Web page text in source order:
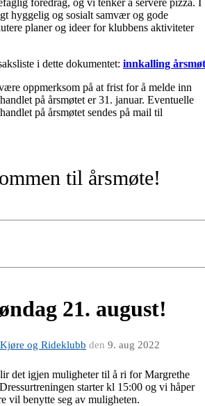
hyggelig og sosialt samvær og gode
planer og ideer for klubbens aktiviteter
i dette dokumentet: innkalling
oppmerksom på at frist for å melde inn
på årsmøtet er 31. januar. Eventuelle
på årsmøtet sendes på mail til
til årsmøte!
21. august!
og Rideklubb den 9. aug 2022
det igjen muligheter til å ri for Margrethe
starter kl 15:00 og vi håper
vil benytte seg av muligheten.